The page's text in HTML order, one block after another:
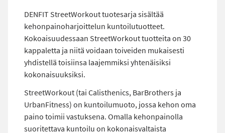
DENFIT StreetWorkout tuotesarja sisältää
kehonpainoharjoittelun kuntoilutuotteet.
Kokoaisuudessaan StreetWorkout tuotteita on 30
kappaletta ja niitä voidaan toiveiden mukaisesti
yhdistellä toisiinsa laajemmiksi yhtenäisiksi
kokonaisuuksiksi.
StreetWorkout (tai Calisthenics, BarBrothers ja
UrbanFitness) on kuntoilumuoto, jossa kehon oma
paino toimii vastuksena. Omalla kehonpainolla
suoritettava kuntoilu on kokonaisvaltaista